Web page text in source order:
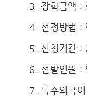
3. 장학금액 :
4. 선정방법 :
5. 신청기간
6. 선발인원 :
7. 특수외국